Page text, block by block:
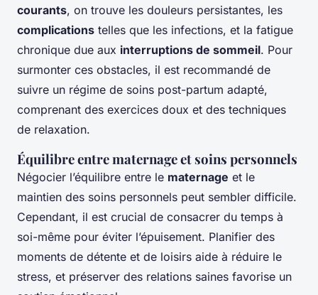
courants, on trouve les douleurs persistantes, les
complications telles que les infections, et la fatigue
chronique due aux interruptions de sommeil. Pour
surmonter ces obstacles, il est recommandé de
suivre un régime de soins post-partum adapté,
comprenant des exercices doux et des techniques
de relaxation.
Équilibre entre maternage et soins personnels
Négocier l’équilibre entre le maternage et le
maintien des soins personnels peut sembler difficile.
Cependant, il est crucial de consacrer du temps à
soi-même pour éviter l’épuisement. Planifier des
moments de détente et de loisirs aide à réduire le
stress, et préserver des relations saines favorise un